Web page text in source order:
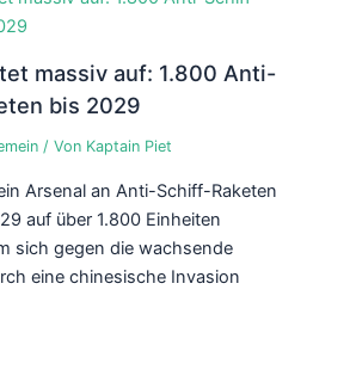
massiv auf: 1.800 Anti-
bis 2029
/ Von Kaptain Piet
Arsenal an Anti-Schiff-Raketen
auf über 1.800 Einheiten
sich gegen die wachsende
eine chinesische Invasion